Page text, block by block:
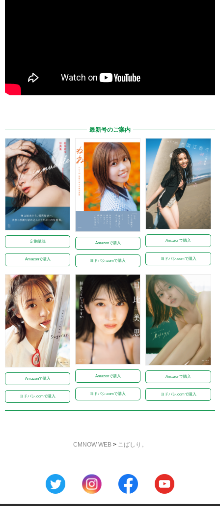
最新号のご案内
定期購読
Amazonで購入
Amazonで購入
ヨドバシ.comで購入
Amazonで購入
ヨドバシ.comで購入
Amazonで購入
ヨドバシ.comで購入
Amazonで購入
ヨドバシ.comで購入
Amazonで購入
ヨドバシ.comで購入
CMNOW WEB> こばしり。